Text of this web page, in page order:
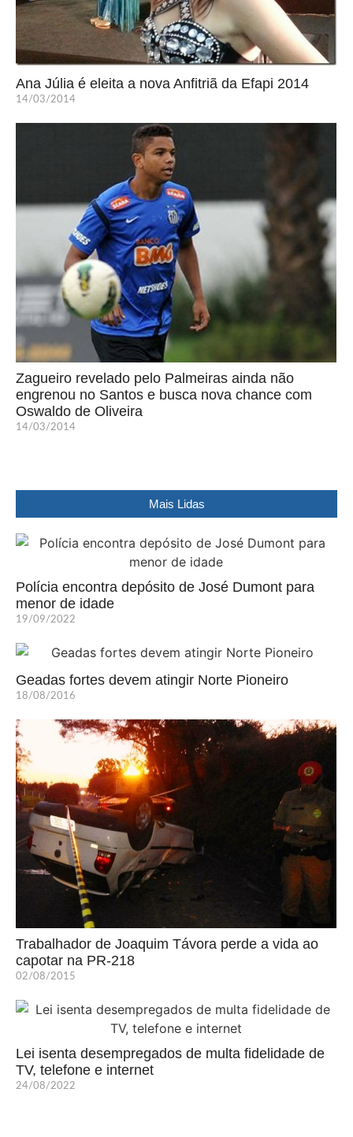
Ana Júlia é eleita a nova Anfitriã da Efapi 2014
14/03/2014
Zagueiro revelado pelo Palmeiras ainda não
engrenou no Santos e busca nova chance com
Oswaldo de Oliveira
14/03/2014
Mais Lidas
Polícia encontra depósito de José Dumont para
menor de idade
19/09/2022
Geadas fortes devem atingir Norte Pioneiro
18/08/2016
Trabalhador de Joaquim Távora perde a vida ao
capotar na PR-218
02/08/2015
Lei isenta desempregados de multa fidelidade de
TV, telefone e internet
24/08/2022